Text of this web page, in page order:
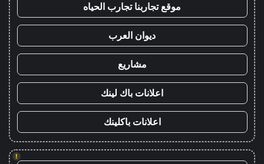
موقع تجاربنا تجارب الحياه
ديوان العرب
مشاريع
اعلانات باك لينك
اعلانات باكلينك
!